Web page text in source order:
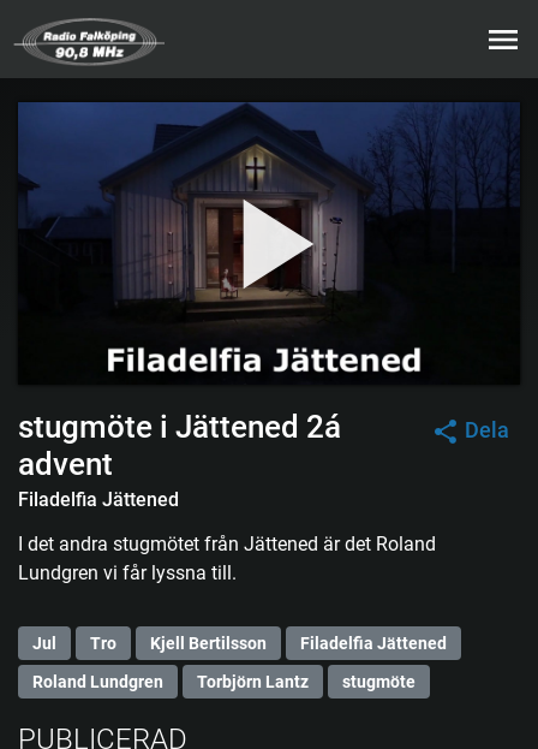
Dela
stugmöte i Jättened 2á
advent
Filadelfia Jättened
I det andra stugmötet från Jättened är det Roland
Lundgren vi får lyssna till.
Jul Tro Kjell Bertilsson
Filadelfia Jättened
Roland Lundgren
Torbjörn Lantz stugmöte
PUBLICERAD